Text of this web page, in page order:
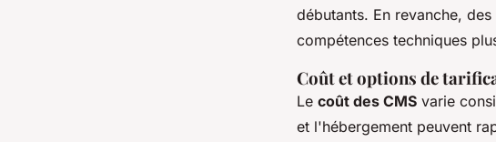
débutants. En revanche,
compétences techniques
Coût et options de
Le coût des CMS varie
et l'hébergement peuvent